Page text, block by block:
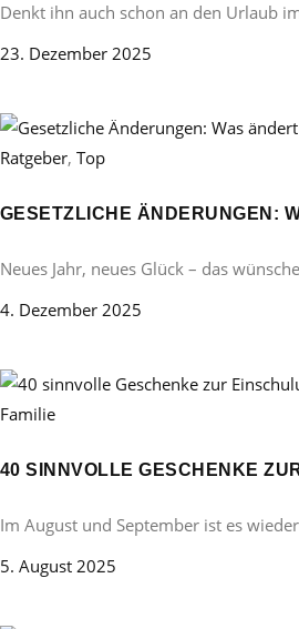
Denkt ihn auch schon an den Urlaub
23. Dezember 2025
Ratgeber, Top
GESETZLICHE ÄNDERUNGEN:
Neues Jahr, neues Glück – das
4. Dezember 2025
Familie
40 SINNVOLLE GESCHENKE
Im August und September ist es
5. August 2025